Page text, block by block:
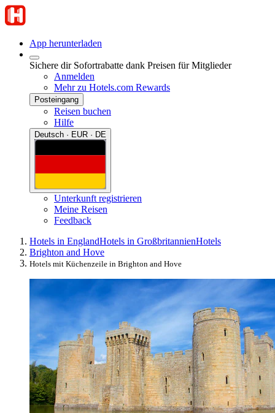
App herunterladen
Sichere dir Sofortrabatte dank Preisen für Mitglieder
Anmelden
Mehr zu Hotels.com Rewards
Posteingang
Reisen buchen
Hilfe
Deutsch · EUR · DE
Unterkunft registrieren
Meine Reisen
Feedback
Hotels in EnglandHotels in GroßbritannienHotels
Brighton and Hove
Hotels mit Küchenzeile in Brighton and Hove